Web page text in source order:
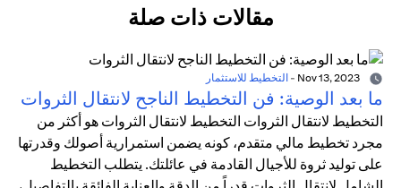
مقالات ذات صلة
- التخطيط للاستثمار
ما بعد الوصية: فن التخطيط الناجح لانتقال الثروات
التخطيط لانتقال الثروات التخطيط لانتقال الثروات هو أكثر من
مجرد تخطيط مالي متقدم، كونه يضمن استمرارية أصولك وقدرتها
على توليد ثروة للأجيال القادمة في عائلتك. يتطلب التخطيط